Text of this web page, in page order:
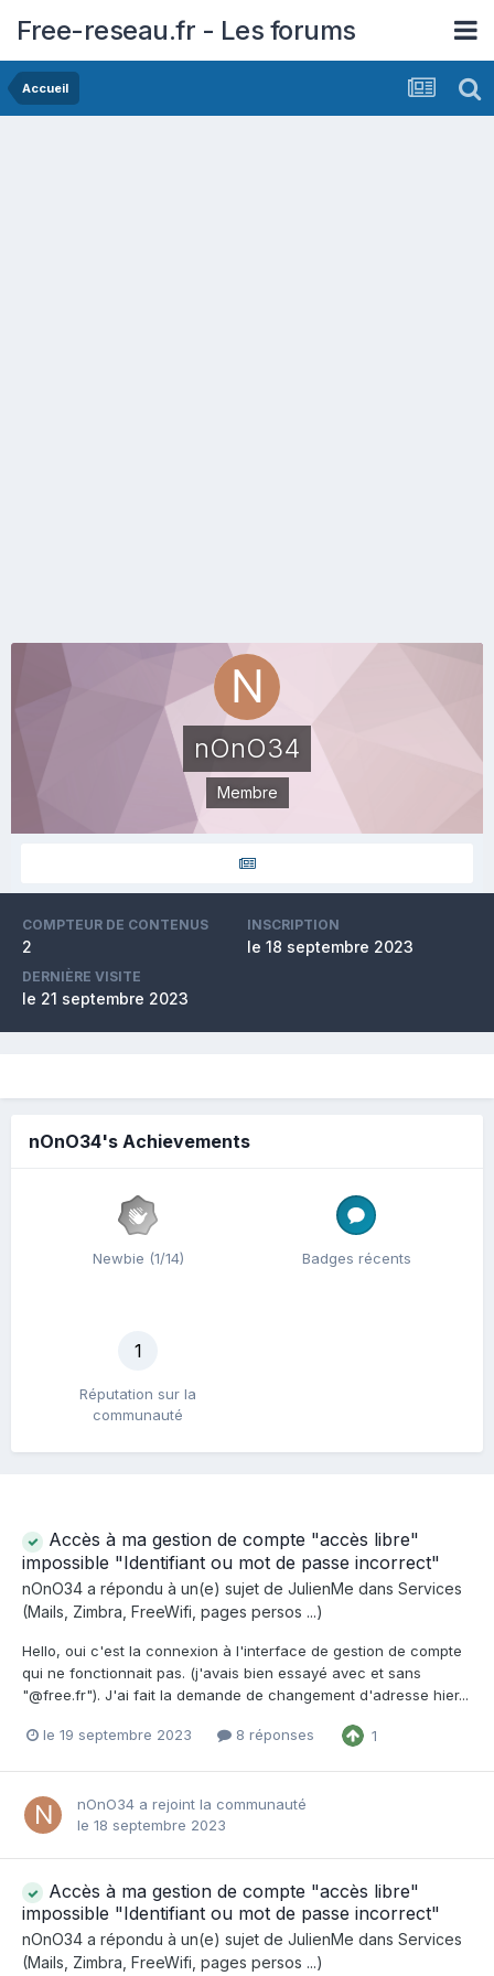
Free-reseau.fr - Les forums
Accueil
nOnO34
Membre
COMPTEUR DE CONTENUS
2
INSCRIPTION
le 18 septembre 2023
DERNIÈRE VISITE
le 21 septembre 2023
nOnO34's Achievements
Newbie (1/14) Badges récents
1
Réputation sur la
communauté
Accès à ma gestion de compte "accès libre"
impossible "Identifiant ou mot de passe incorrect"
nOnO34 a répondu à un(e) sujet de JulienMe dans Services
(Mails, Zimbra, FreeWifi, pages persos ...)
Hello, oui c'est la connexion à l'interface de gestion de compte
qui ne fonctionnait pas. (j'avais bien essayé avec et sans
"@free.fr"). J'ai fait la demande de changement d'adresse hier...
le 19 septembre 2023 8 réponses 1
nOnO34 a rejoint la communauté
le 18 septembre 2023
Accès à ma gestion de compte "accès libre"
impossible "Identifiant ou mot de passe incorrect"
nOnO34 a répondu à un(e) sujet de JulienMe dans Services
(Mails, Zimbra, FreeWifi, pages persos ...)